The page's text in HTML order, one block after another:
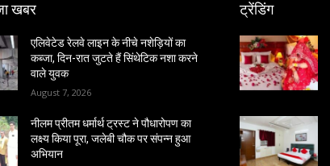
खबर
एलिवेटेड रेलवे लाइन के नीचे नशेड़ियों का
कब्जा, दिन-रात जुटते हैं सिंथेटिक नशा करने
वाले युवक
August 7, 2026
नीलम प्रीतम धर्मार्थ ट्रस्ट ने पौधारोपण का
लक्ष्य किया पूरा, जलेबी चौक पर संपन्न हुआ
अभियान
ट्रेंडिंग